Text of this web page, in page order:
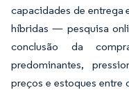
capacidades de entrega
híbridas — pesquisa
conclusão da
predominantes,
preços e estoques entre